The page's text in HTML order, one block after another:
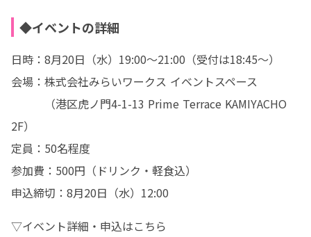
◆イベントの詳細
日時：8月20日（水）19:00～21:00（受付は18:45～）
会場：株式会社みらいワークス イベントスペース
（港区虎ノ門4-1-13 Prime Terrace KAMIYACHO
2F）
定員：50名程度
参加費：500円（ドリンク・軽食込）
申込締切：8月20日（水）12:00